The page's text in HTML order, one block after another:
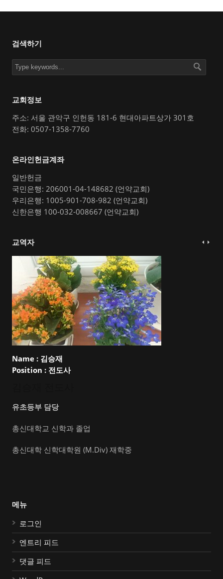
검색하기
교회정보
주소: 서울 관악구 인헌동 181-6 현대아파트상가 301호
전화: 0507-1358-7760
온라인헌금계좌
일반헌금
국민은행: 206001-04-148682 (언약교회)
우리은행: 1005-901-708-982 (언약교회)
신한은행 100-032-008667 (언약교회)
교역자
Name : 김승재
Position : 전도사
유초등부 담당
총신대학교 신학과 졸업
총신대학 신학대학원 (M.Div) 재학중
메뉴
로그인
엔트리 피드
댓글 피드